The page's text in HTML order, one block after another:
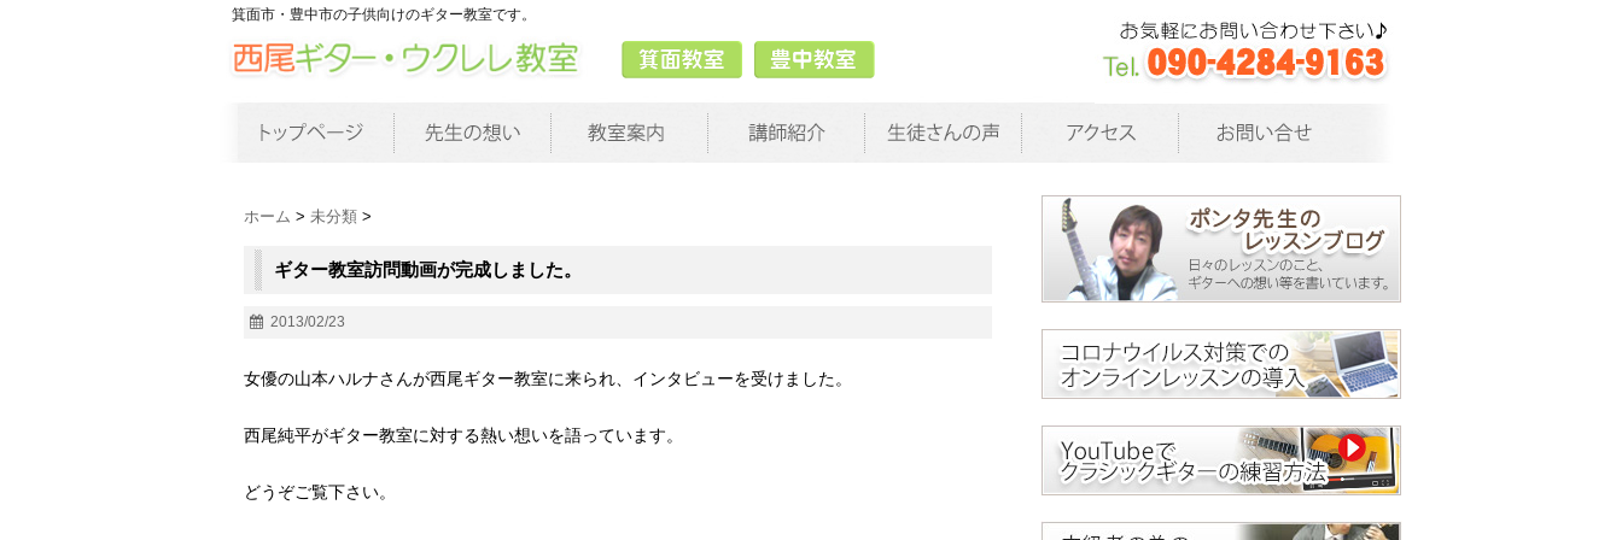
箕面市・豊中市の子供向けのギター教室です。
ホーム > 未分類 >
ギター教室訪問動画が完成しました。
2013/02/23
女優の山本ハルナさんが西尾ギター教室に来られ、インタビューを受けました。
西尾純平がギター教室に対する熱い想いを語っています。
どうぞご覧下さい。